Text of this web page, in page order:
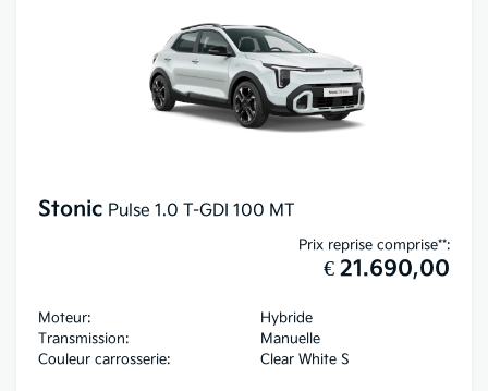
Stonic Pulse 1.0 T-GDI 100 MT
Prix reprise comprise**:
€ 21.690,00
Moteur:
Hybride
Transmission:
Manuelle
Couleur carrosserie:
Clear White S